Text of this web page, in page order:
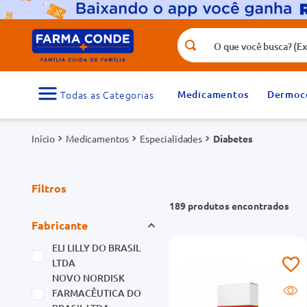
O que você busca? (Ex.: vitamina,
medicamento
5º dipirona
Medicamentos
Medicamentos Especialidades Diabetes
Filtros
Fabricante
ELI LILLY DO BRASIL
LTDA
NOVO NORDISK
FARMACÊUTICA DO
189 produtos